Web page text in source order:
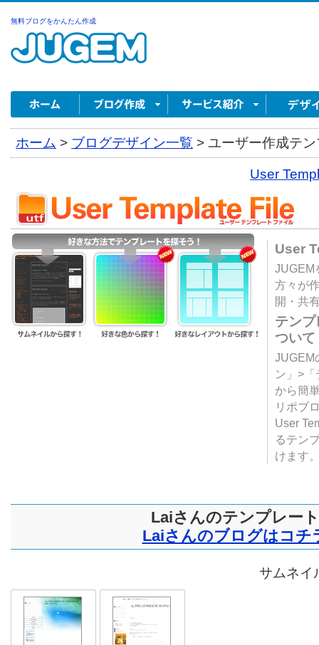
無料ブログをかんたん作成
ホーム > ブログデザイン一覧 > ユーザー作成テ
User
User
JUGEM
方々が
開・共
テン
ついて
JUGEM
ン」>
から簡
リポブ
User
るテン
けます
Laiさんのテンプレート
Laiさんのブログはコチ
サムネイ